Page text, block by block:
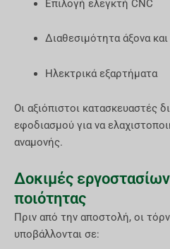
Επιλογή ελεγκτή CNC
Διαθεσιμότητα άξονα
Ηλεκτρικά εξαρτήματα
Οι αξιόπιστοι κατασκευαστές
εφοδιασμού για να
αναμονής.
Δοκιμές
ποιότητας
Πριν από την αποστολή, οι
υποβάλλονται σε: